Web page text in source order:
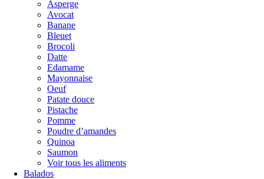
Asperge
Avocat
Banane
Bleuet
Brocoli
Datte
Edamame
Mayonnaise
Oeuf
Patate douce
Pistache
Pomme
Poudre d’amandes
Quinoa
Saumon
Voir tous les aliments
Balados